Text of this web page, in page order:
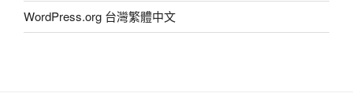
WordPress.org 台灣繁體中文